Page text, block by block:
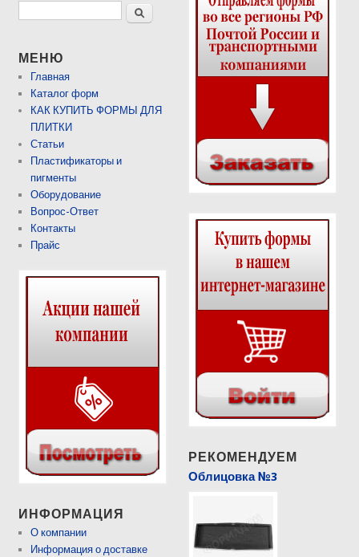
Поиск
МЕНЮ
Главная
Каталог форм
КАК КУПИТЬ ФОРМЫ ДЛЯ
ПЛИТКИ
Статьи
Пластификаторы и
пигменты
Оборудование
Вопрос-Ответ
Контакты
Прайс
ИНФОРМАЦИЯ
О компании
Информация о доставке
РЕКОМЕНДУЕМ
Облицовка №3